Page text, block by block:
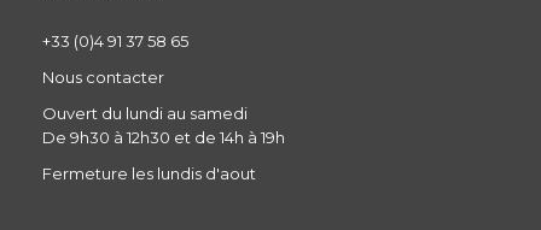
+33 (0)4 91 37 58 65
Nous contacter
Ouvert du lundi au samedi
De 9h30 à 12h30 et de 14h à 19h
Fermeture les lundis d'aout